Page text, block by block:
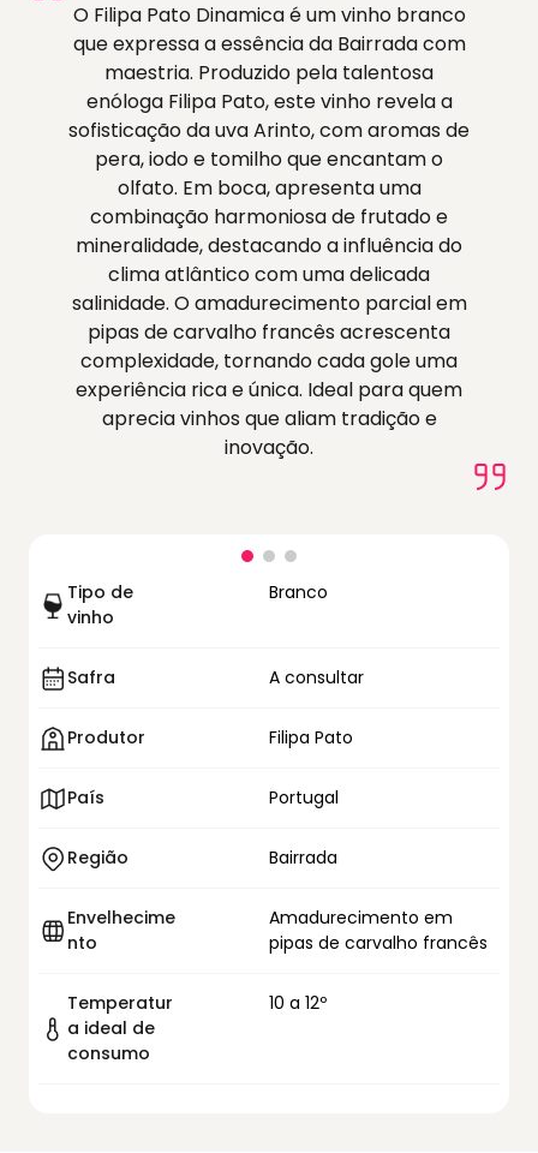
Tipo de
vinho
Branco
Safra A consultar
Produtor Filipa Pato
País Portugal
Região Bairrada
Envelhecime
nto
Amadurecimento em
pipas de carvalho francês
Temperatur
a ideal de
consumo
10 a 12º
O Filipa Pato Dinamica é um vinho branco
que expressa a essência da Bairrada com
maestria. Produzido pela talentosa
enóloga Filipa Pato, este vinho revela a
sofisticação da uva Arinto, com aromas de
pera, iodo e tomilho que encantam o
olfato. Em boca, apresenta uma
combinação harmoniosa de frutado e
mineralidade, destacando a influência do
clima atlântico com uma delicada
salinidade. O amadurecimento parcial em
pipas de carvalho francês acrescenta
complexidade, tornando cada gole uma
experiência rica e única. Ideal para quem
aprecia vinhos que aliam tradição e
inovação.